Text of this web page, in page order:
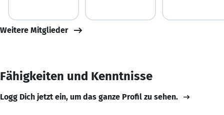
Weitere Mitglieder
Fähigkeiten und Kenntnisse
Logg Dich jetzt ein, um das ganze Profil zu sehen.